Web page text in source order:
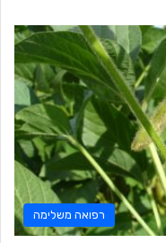
רפואה משלימה